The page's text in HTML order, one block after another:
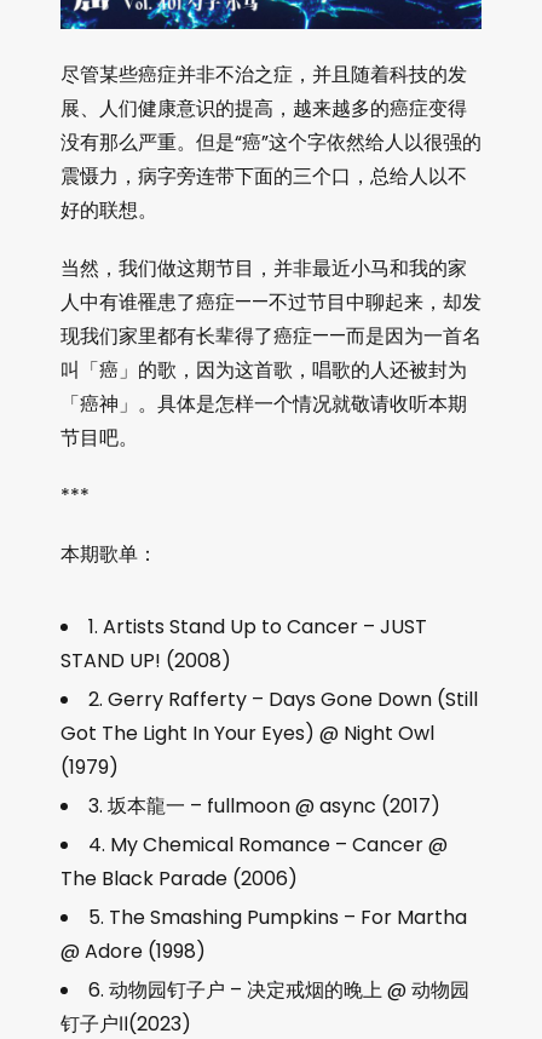
尽管某些癌症并非不治之症，并且随着科技的发
展、人们健康意识的提高，越来越多的癌症变得
没有那么严重。但是“癌”这个字依然给人以很强的
震慑力，病字旁连带下面的三个口，总给人以不
好的联想。
当然，我们做这期节目，并非最近小马和我的家
人中有谁罹患了癌症——不过节目中聊起来，却发
现我们家里都有长辈得了癌症——而是因为一首名
叫「癌」的歌，因为这首歌，唱歌的人还被封为
「癌神」。具体是怎样一个情况就敬请收听本期
节目吧。
***
本期歌单：
1. Artists Stand Up to Cancer – JUST
STAND UP! (2008)
2. Gerry Rafferty – Days Gone Down (Still
Got The Light In Your Eyes) @ Night Owl
(1979)
3. 坂本龍一 – fullmoon @ async (2017)
4. My Chemical Romance – Cancer @
The Black Parade (2006)
5. The Smashing Pumpkins – For Martha
@ Adore (1998)
6. 动物园钉子户 – 决定戒烟的晚上 @ 动物园
钉子户Ⅱ(2023)